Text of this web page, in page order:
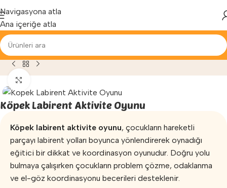
Navigasyona atla
Ana içeriğe atla
Yenilenen arayüzümüz ile hizmetinizdeyiz...
» Aktivite Oyunları
Köpek Labirent Aktivite Oyunu
Köpek labirent aktivite oyunu, çocukların hareketli
parçayı labirent yolları boyunca yönlendirerek oynadığı
eğitici bir dikkat ve koordinasyon oyunudur. Doğru yolu
bulmaya çalışırken çocukların problem çözme, odaklanma
ve el-göz koordinasyonu becerileri desteklenir.